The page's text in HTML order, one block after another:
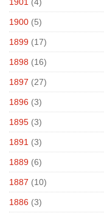
1900 (5)
1899 (17)
1898 (16)
1897 (27)
1896 (3)
1895 (3)
1891 (3)
1889 (6)
1887 (10)
1886 (3)